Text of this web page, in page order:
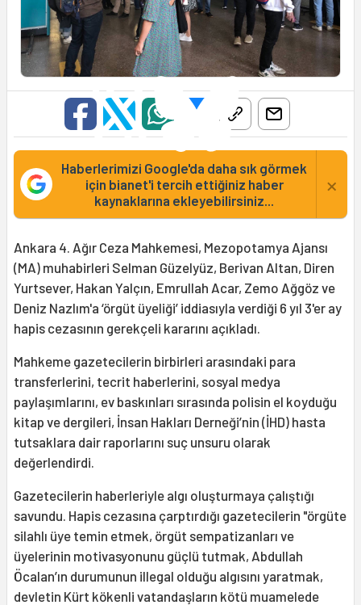
Haberlerimizi Google'da daha sık görmek
için bianet'i tercih ettiğiniz haber
kaynaklarına ekleyebilirsiniz...
×
Ankara 4. Ağır Ceza Mahkemesi, Mezopotamya Ajansı
(MA) muhabirleri Selman Güzelyüz, Berivan Altan, Diren
Yurtsever, Hakan Yalçın, Emrullah Acar, Zemo Ağgöz ve
Deniz Nazlım'a ‘örgüt üyeliği’ iddiasıyla verdiği 6 yıl 3'er ay
hapis cezasının gerekçeli kararını açıkladı.
Mahkeme gazetecilerin birbirleri arasındaki para
transferlerini, tecrit haberlerini, sosyal medya
paylaşımlarını, ev baskınları sırasında polisin el koyduğu
kitap ve dergileri, İnsan Hakları Derneği’nin (İHD) hasta
tutsaklara dair raporlarını suç unsuru olarak
değerlendirdi.
Gazetecilerin haberleriyle algı oluşturmaya çalıştığı
savundu. Hapis cezasına çarptırdığı gazetecilerin "örgüte
silahlı üye temin etmek, örgüt sempatizanları ve
üyelerinin motivasyonunu güçlü tutmak, Abdullah
Öcalan’ın durumunun illegal olduğu algısını yaratmak,
devletin Kürt kökenli vatandaşların kötü muamelede